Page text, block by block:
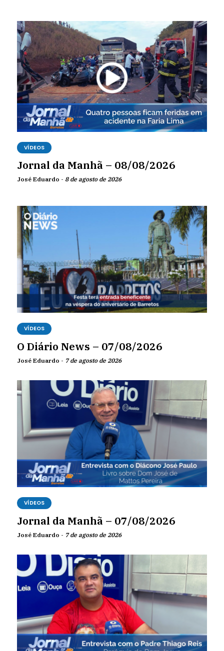
VÍDEOS
Jornal da Manhã – 08/08/2026
José Eduardo - 8 de agosto de 2026
VÍDEOS
O Diário News – 07/08/2026
José Eduardo - 7 de agosto de 2026
VÍDEOS
Jornal da Manhã – 07/08/2026
José Eduardo - 7 de agosto de 2026